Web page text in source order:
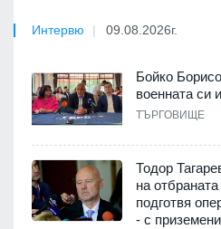
Интервю 09.08.2026г.
Бойко
военната си
ТЪРГОВИЩЕ
Тодор
на
подготвя
- с